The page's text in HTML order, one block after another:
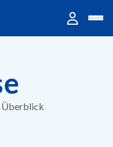
Überblick